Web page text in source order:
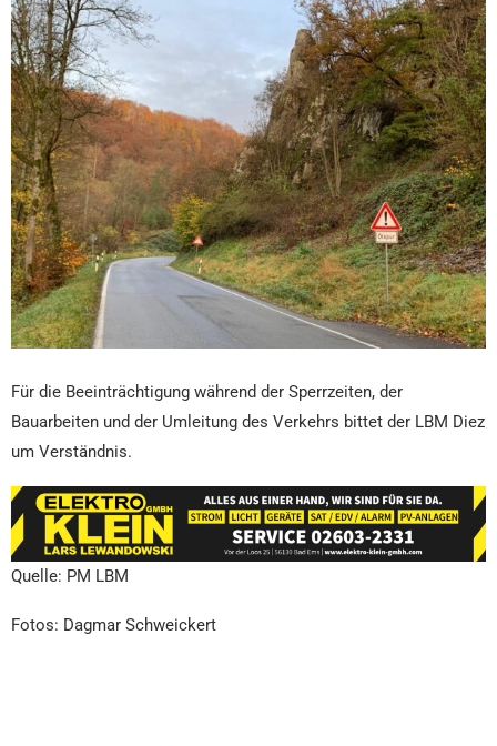
Für die Beeinträchtigung während der Sperrzeiten, der
Bauarbeiten und der Umleitung des Verkehrs bittet der LBM Diez
um Verständnis.
Quelle: PM LBM
Fotos: Dagmar Schweickert